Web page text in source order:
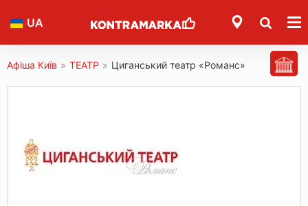
UA
Афіша Київ » ТЕАТР » Циганський театр «Романс»